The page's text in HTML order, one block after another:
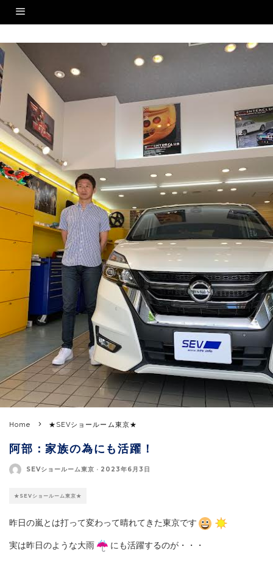
Home ★SEVショールーム東京★
阿部：家族の為にも活躍！
SEVショールーム東京 · 2023年6月3日
★SEVショールーム東京★
昨日の嵐とは打って変わって晴れてきた東京です
実は昨日のような大雨 にも活躍するのが・・・